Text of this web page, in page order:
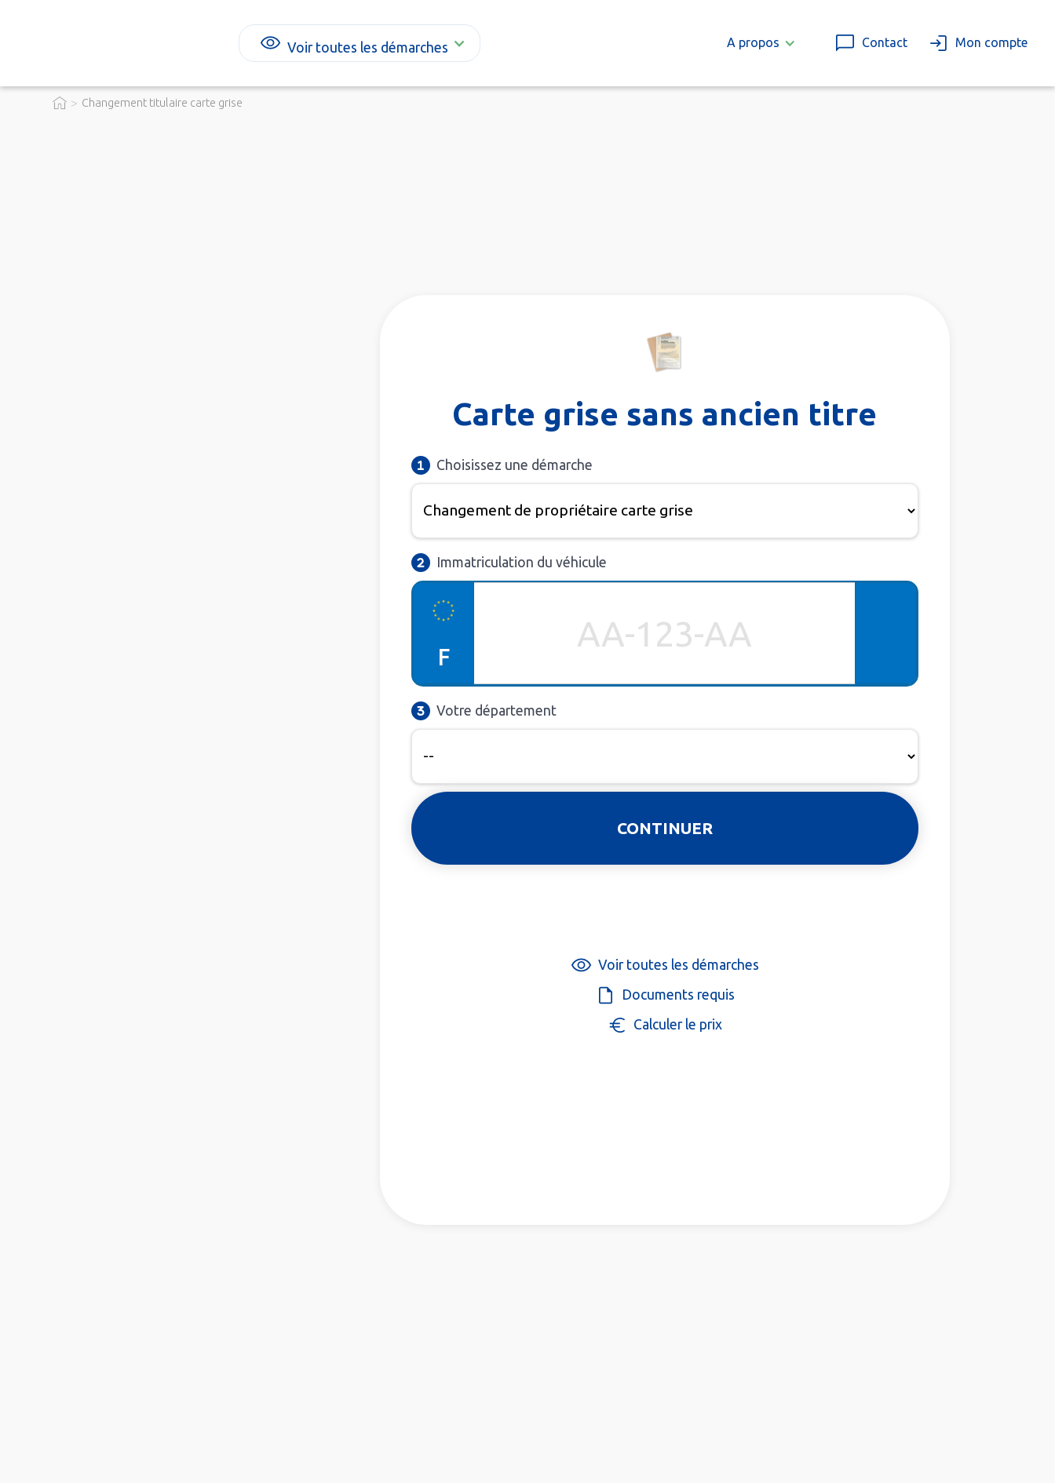
Voir toutes les démarches A propos Contact Mon compte
> Changement titulaire carte grise
Carte grise sans ancien titre
Choisissez une démarche
Immatriculation du véhicule
F
Votre département
Voir toutes les démarches
Documents requis
Calculer le prix